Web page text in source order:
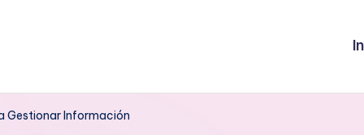
Gestionar Información